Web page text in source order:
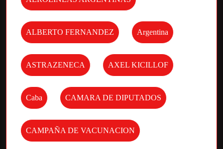
ALBERTO FERNANDEZ Argentina
ASTRAZENECA AXEL KICILLOF
Caba CAMARA DE DIPUTADOS
CAMPAÑA DE VACUNACION